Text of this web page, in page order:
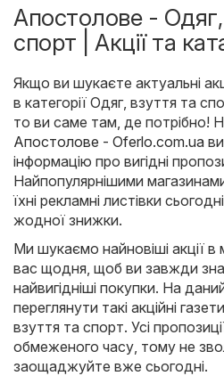
Апостолове - Одяг,
спорт | Акції та
Якщо ви шукаєте актуальні
в категорії Одяг, взуття та
то ви саме там, де потрібно!
Апостолове - Oferlo.com.ua
інформацію про вигідні
Найпопулярнішими
їхні рекламні листівки
жодної знижки.
Ми шукаємо найновіші акції в
вас щодня, щоб ви завжди
найвигідніші покупки. На
переглянути такі акційні
взуття та спорт. Усі
обмеженого часу, тому не
заощаджуйте вже сьогодні.